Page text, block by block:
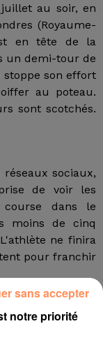
au soir, en
(Royaume-
en tête de la
un demi-tour de
son effort
au poteau.
sont scotchés.
sociaux,
de voir les
course dans le
moins de cinq
ne finira
pour franchir
la course
notre priorité
sans accepter